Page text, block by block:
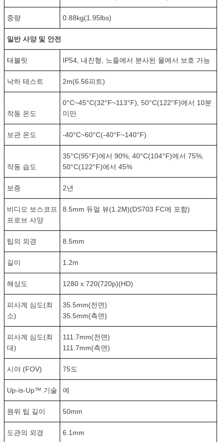
중량 0.88kg(1.95lbs)
일반 사양 및 안전
태블릿 IP54, 내진형, 노즐에서 분사된 물에서 보호 가능
낙하 테스트 2m(6.56피트)
작동 온도
0°C~45°C(32°F~113°F), 50°C(122°F)에서 10분
미만
보관 온도 -40°C~60°C(-40°F~140°F)
작동 습도
35°C(95°F)에서 90%, 40°C(104°F)에서 75%,
50°C(122°F)에서 45%
보증 2년
비디오 보스코프
프로브 사양
8.5mm 듀얼 뷰(1.2M)(DS703 FC에 포함)
팁의 외경 8.5mm
길이 1.2m
해상도 1280 x 720(720p)(HD)
피사계 심도(최
소)
35.5mm(전면)
35.5mm(측면)
피사계 심도(최
대)
111.7mm(전면)
111.7mm(측면)
시야 (FOV) 75도
Up-is-Up™ 기술 예
원위 팁 길이 50mm
도관의 외경 6.1mm